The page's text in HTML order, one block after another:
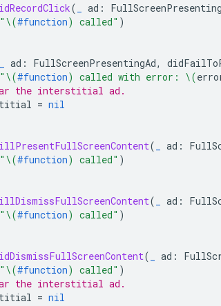
( ad :
" \(#function) called" )
ad : FullScreenPresentingAd,
" \(#function) called with error: \(
the interstitial ad.
= nil
( ad :
" \(#function) called" )
( ad :
" \(#function) called" )
( ad :
" \(#function) called" )
the interstitial ad.
= nil